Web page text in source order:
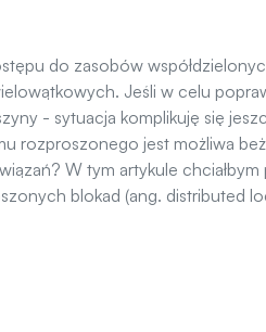
do zasobów
Jeśli w celu
- sytuacja komplikuję się
rozproszonego jest możliwa
W tym artykule chciałbym
blokad (ang. distributed